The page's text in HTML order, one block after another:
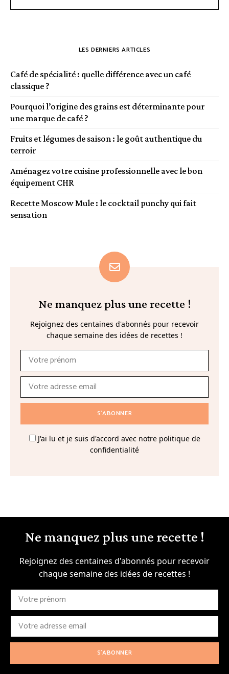
LES DERNIERS ARTICLES
Café de spécialité : quelle différence avec un café
classique ?
Pourquoi l’origine des grains est déterminante pour
une marque de café ?
Fruits et légumes de saison : le goût authentique du
terroir
Aménagez votre cuisine professionnelle avec le bon
équipement CHR
Recette Moscow Mule : le cocktail punchy qui fait
sensation
Ne manquez plus une recette !
Rejoignez des centaines d'abonnés pour recevoir
chaque semaine des idées de recettes !
J'ai lu et je suis d'accord avec notre politique de
confidentialité
Ne manquez plus une recette !
Rejoignez des centaines d'abonnés pour recevoir
chaque semaine des idées de recettes !